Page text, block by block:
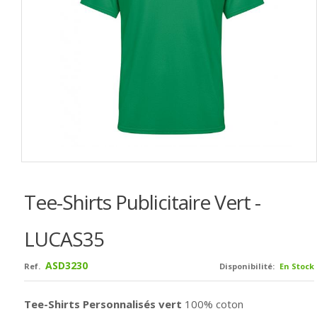
Tee-Shirts Publicitaire Vert -
LUCAS35
Disponibilité: En Stock
Ref. ASD3230
Tee-Shirts Personnalisés vert 100% coton